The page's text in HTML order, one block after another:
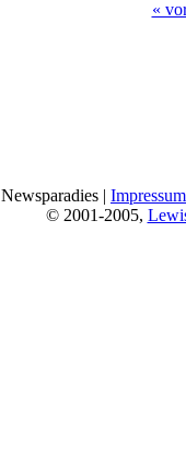
«
Newsparadies | Impressum
© 2001-2005,